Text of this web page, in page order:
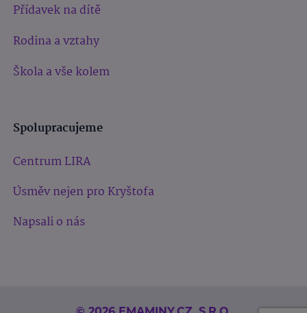
Přídavek na dítě
Rodina a vztahy
Škola a vše kolem
Spolupracujeme
Centrum LIRA
Úsměv nejen pro Kryštofa
Napsali o nás